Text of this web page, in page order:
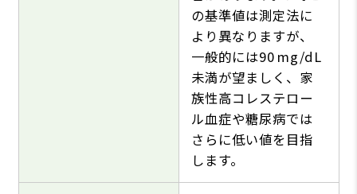
の基準値は測定法に
より異なりますが、
一般的には90 mg/dL
未満が望ましく、家
族性高コレステロー
ル血症や糖尿病では
さらに低い値を目指
します。